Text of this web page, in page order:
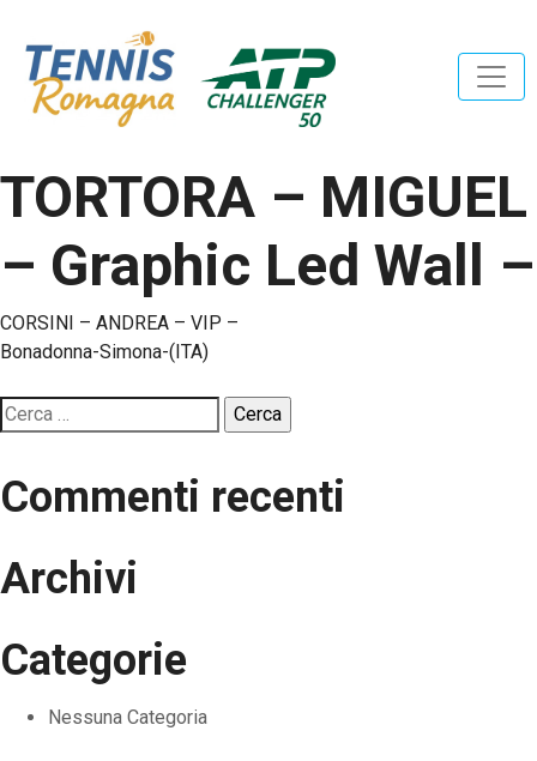
TORTORA – MIGUEL
– Graphic Led Wall –
Navigazione
articoli
CORSINI – ANDREA – VIP –
Bonadonna-Simona-(ITA)
Ricerca
per:
Commenti recenti
Archivi
Categorie
Nessuna Categoria